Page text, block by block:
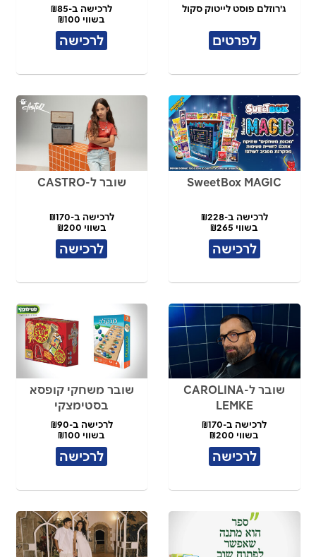
ג'רוזלם פוסט לייטוק סקול
לפרטים
לרכישה ב-₪85
בשווי ₪100
לרכישה
SweetBox MAGIC
לרכישה ב-₪228
בשווי ₪265
לרכישה
שובר ל-CASTRO
לרכישה ב-₪170
בשווי ₪200
לרכישה
שובר ל-CAROLINA
LEMKE
לרכישה ב-₪170
בשווי ₪200
לרכישה
שובר משחקי קופסא
בסטימצקי
לרכישה ב-₪90
בשווי ₪100
לרכישה